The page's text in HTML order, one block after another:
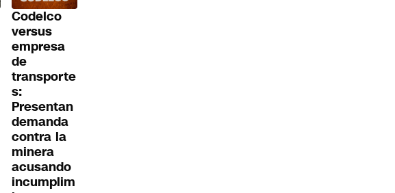
Codelco
versus
empresa
de
transporte
s:
Presentan
demanda
contra la
minera
acusando
incumplim